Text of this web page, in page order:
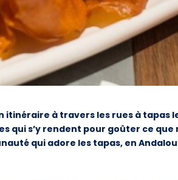
à travers les rues à tapas
s’y rendent pour goûter ce que
qui adore les tapas, en